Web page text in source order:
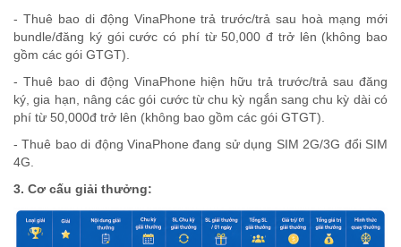
- Thuê bao di động VinaPhone trả trước/trả sau hoà mạng mới
bundle/đăng ký gói cước có phí từ 50,000 đ trở lên (không bao
gồm các gói GTGT).
- Thuê bao di động VinaPhone hiện hữu trả trước/trả sau đăng
ký, gia hạn, nâng các gói cước từ chu kỳ ngắn sang chu kỳ dài có
phí từ 50,000đ trở lên (không bao gồm các gói GTGT).
- Thuê bao di động VinaPhone đang sử dụng SIM 2G/3G đổi SIM
4G.
3. Cơ cấu giải thưởng: